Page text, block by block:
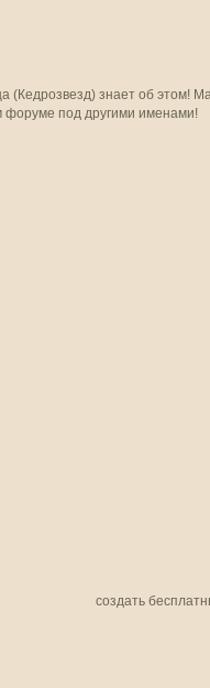
(Кедрозвезд) знает об этом!
под другими именами!
создать